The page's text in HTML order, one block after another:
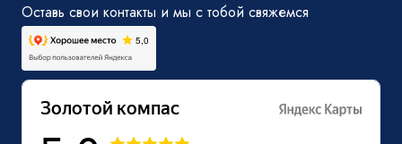
Оставь свои контакты и мы с тобой свяжемся